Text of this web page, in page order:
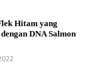
Hitam yang
DNA Salmon